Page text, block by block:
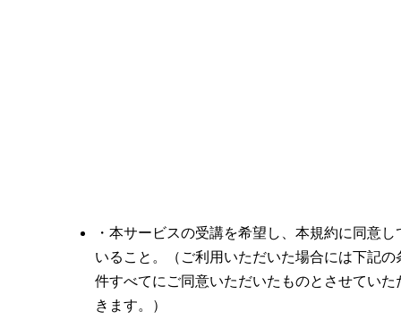
・本サービスの受講を希望し、本規約に同意し
いること。（ご利用いただいた場合には下記の
件すべてにご同意いただいたものとさせていた
きます。）